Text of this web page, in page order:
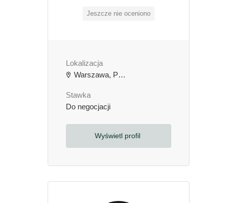
Jeszcze nie oceniono
Lokalizacja
Warszawa, Polska
Stawka
Do negocjacji
Wyświetl profil